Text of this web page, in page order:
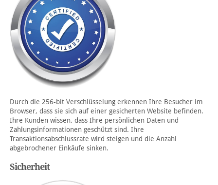
Durch die 256-bit Verschlüsselung erkennen Ihre Besucher im
Browser, dass sie sich auf einer gesicherten Website befinden.
Ihre Kunden wissen, dass Ihre persönlichen Daten und
Zahlungsinformationen geschützt sind. Ihre
Transaktionsabschlussrate wird steigen und die Anzahl
abgebrochener Einkäufe sinken.
Sicherheit